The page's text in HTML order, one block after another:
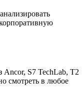
S7 TechLab, T2
смотреть в любое